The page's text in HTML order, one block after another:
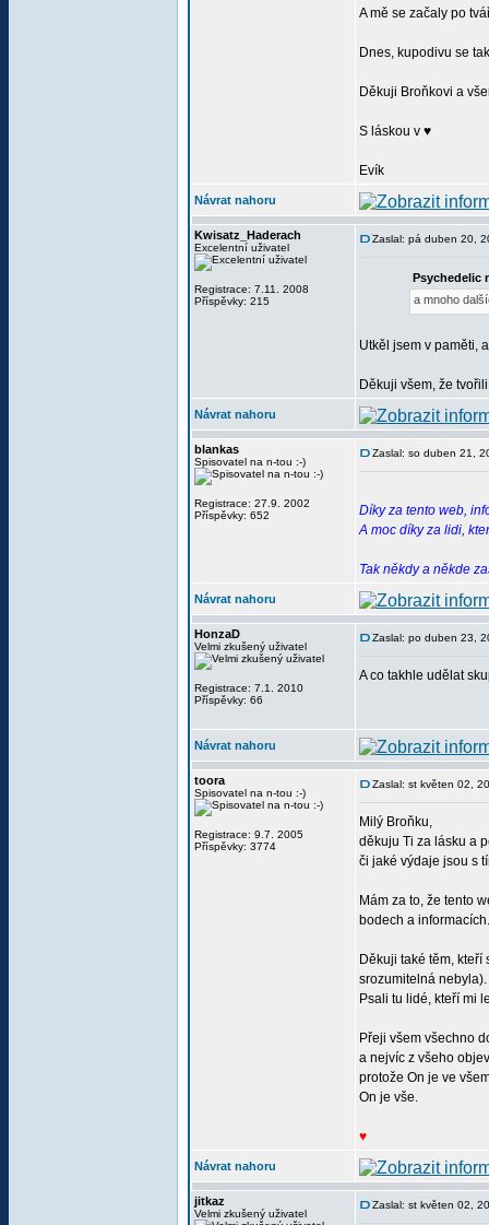
A mě se začaly po
Dnes, kupodivu se
Děkuji Broňkovi a
S láskou v ♥
Evík
Návrat nahoru
Kwisatz_Haderach
Excelentní uživatel
Registrace: 7.11. 2008
Příspěvky: 215
Zaslal: pá duben 20,
Psychedelic
a mnoho
Utkěl jsem v paměti,
Děkuji všem, že
Návrat nahoru
blankas
Spisovatel na n-tou :-)
Registrace: 27.9. 2002
Příspěvky: 652
Zaslal: so duben 21,
Díky za tento web,
A moc díky za lidi,
Tak někdy a někde
Návrat nahoru
HonzaD
Velmi zkušený uživatel
Registrace: 7.1. 2010
Příspěvky: 66
Zaslal: po duben 23,
A co takhle udělat
Návrat nahoru
toora
Spisovatel na n-tou :-)
Registrace: 9.7. 2005
Příspěvky: 3774
Zaslal: st květen 02,
Milý Broňku,
děkuju Ti za lásku a
či jaké výdaje jsou s
Mám za to, že tento
bodech a informacích.
Děkuji také těm,
srozumitelná nebyla).
Psali tu lidé, kteří mi
Přeji všem všechno
a nejvíc z všeho
protože On je ve
On je vše.
♥
Návrat nahoru
jitkaz
Velmi zkušený uživatel
Zaslal: st květen 02,